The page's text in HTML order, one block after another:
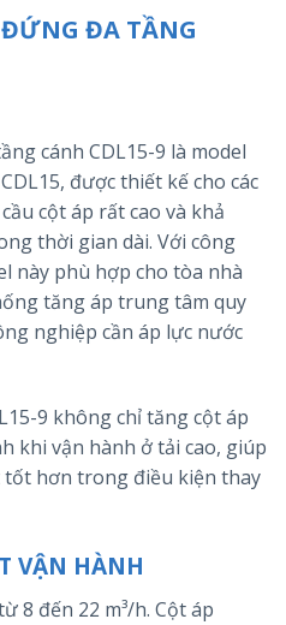
ĐA TẦNG
cánh CDL15-9 là model
được thiết kế cho các
cột áp rất cao và khả
thời gian dài. Với công
này phù hợp cho tòa nhà
tăng áp trung tâm quy
nghiệp cần áp lực nước
9 không chỉ tăng cột áp
khi vận hành ở tải cao, giúp
hơn trong điều kiện thay
VẬN HÀNH
8 đến 22 m³/h. Cột áp